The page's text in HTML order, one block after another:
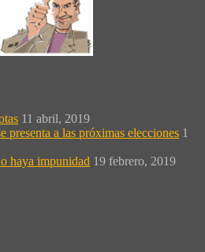
11 abril, 2019
presenta a las próximas elecciones 1
haya impunidad 19 febrero, 2019